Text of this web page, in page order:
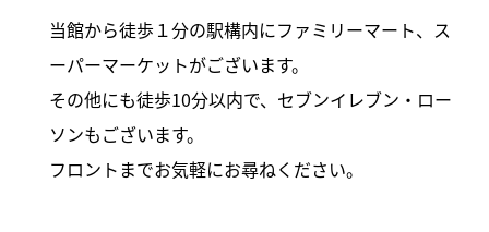
当館から徒歩１分の駅構内にファミリーマート、ス
ーパーマーケットがございます。
その他にも徒歩10分以内で、セブンイレブン・ロー
ソンもございます。
フロントまでお気軽にお尋ねください。